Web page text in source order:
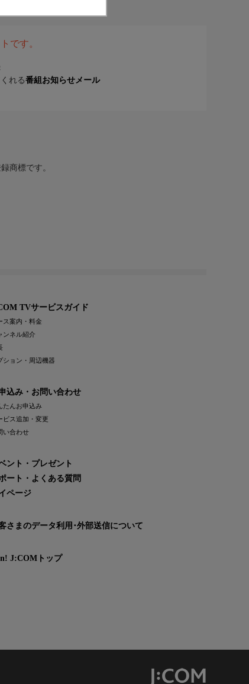
です。
れる番組お知らせメール
商標です。
TVサービスガイド
ス案内・料金
ンネル紹介
ション・周辺機器
込み・お問い合わせ
たんお申込み
ビス追加・変更
い合わせ
ント・プレゼント
ート・よくある質問
ページ
さまのデータ利用･外部送信について
J:COMトップ